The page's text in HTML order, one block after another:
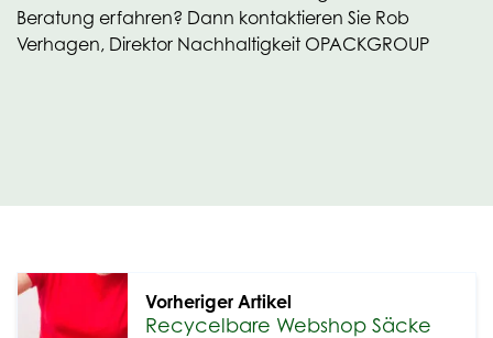
Beratung erfahren? Dann kontaktieren Sie Rob
Verhagen, Direktor Nachhaltigkeit OPACKGROUP
Vorheriger Artikel
Recycelbare Webshop Säcke